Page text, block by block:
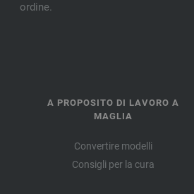
ordine.
A PROPOSITO DI LAVORO A
MAGLIA
Convertire modelli
Consigli per la cura